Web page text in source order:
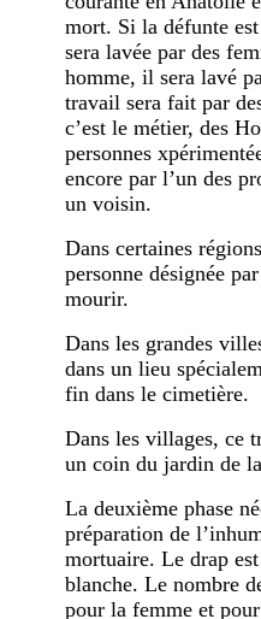
mort. Si la défunte
sera lavée par des
homme, il sera lavé
travail sera fait par
c’est le métier, des
personnes
encore par l’un des
un voisin.
Dans certaines
personne désignée
mourir.
Dans les grandes
dans un lieu
fin dans le cimetière.
Dans les villages, ce
un coin du jardin de
La deuxième phase
préparation de
mortuaire. Le drap
blanche. Le nombre
pour la femme et